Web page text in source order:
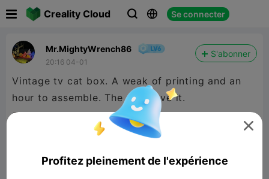
Creality Cloud   Se connecter
Mr.MightyWrench86
20:16 04-01
S'abonner
Vintage tv cat box. A weak of printing and an

Profitez pleinement de l'expérience